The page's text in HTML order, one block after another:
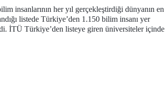
insanlarının her yıl gerçekleştirdiği dünyanın en
listede Türkiye’den 1.150 bilim insanı yer
İTÜ Türkiye’den listeye giren üniversiteler içinde